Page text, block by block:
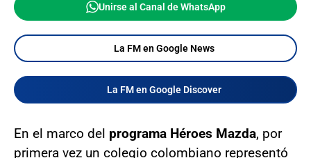
Unirse al Canal de WhatsApp
La FM en Google News
La FM en Google Discover
En el marco del programa Héroes Mazda, por
primera vez un colegio colombiano representó